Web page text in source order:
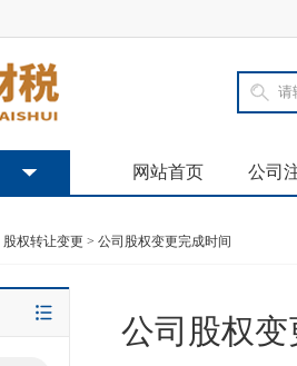
网站首页 公司
股权转让变更 > 公司股权变更完成时间
公司股权